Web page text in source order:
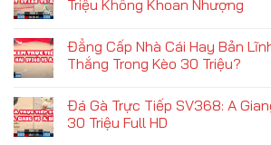
Triệu Không Khoan Nhượng
Đẳng Cấp Nhà Cái Hay Bản
Thắng Trong Kèo 30 Triệu?
Đá Gà Trực Tiếp SV368: A
30 Triệu Full HD